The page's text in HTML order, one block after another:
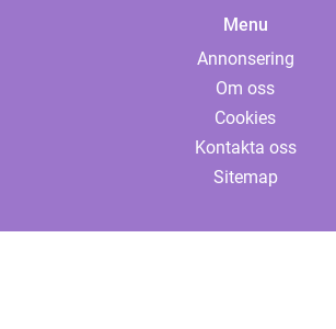
Menu
Annonsering
Om oss
Cookies
Kontakta oss
Sitemap